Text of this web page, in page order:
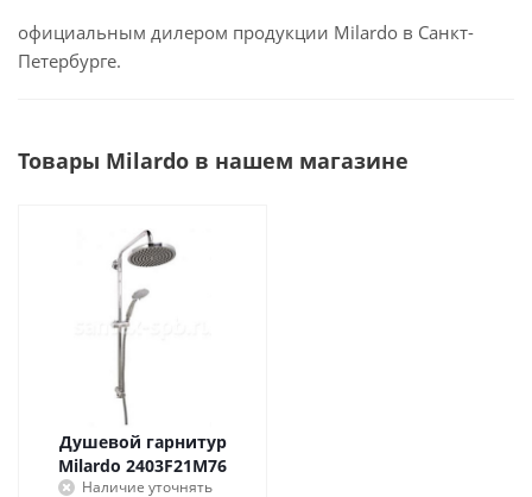
официальным дилером продукции Milardo в Санкт-
Петербурге.
Товары Milardo в нашем магазине
Душевой гарнитур
Milardo 2403F21M76
Наличие уточнять